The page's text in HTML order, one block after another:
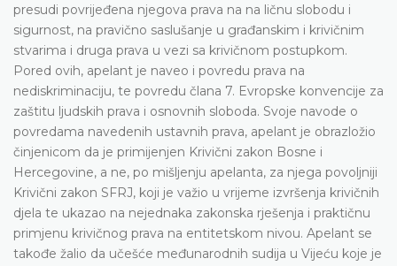
presudi povrijeđena njegova prava na na ličnu slobodu i
sigurnost, na pravično saslušanje u građanskim i krivičnim
stvarima i druga prava u vezi sa krivičnom postupkom.
Pored ovih, apelant je naveo i povredu prava na
nediskriminaciju, te povredu člana 7. Evropske konvencije za
zaštitu ljudskih prava i osnovnih sloboda. Svoje navode o
povredama navedenih ustavnih prava, apelant je obrazložio
činjenicom da je primijenjen Krivični zakon Bosne i
Hercegovine, a ne, po mišljenju apelanta, za njega povoljniji
Krivični zakon SFRJ, koji je važio u vrijeme izvršenja krivičnih
djela te ukazao na nejednaka zakonska rješenja i praktičnu
primjenu krivičnog prava na entitetskom nivou. Apelant se
takođe žalio da učešće međunarodnih sudija u Vijeću koje je